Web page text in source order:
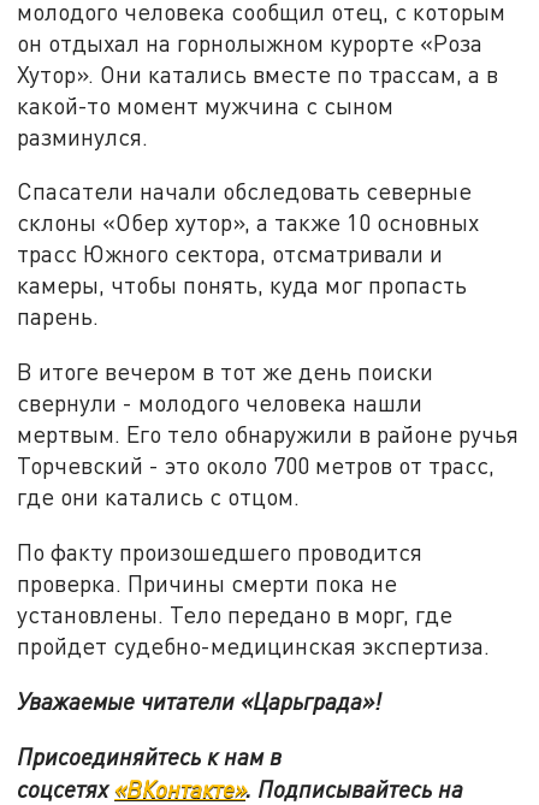
молодого человека сообщил отец, с которым
он отдыхал на горнолыжном курорте «Роза
Хутор». Они катались вместе по трассам, а в
какой-то момент мужчина с сыном
разминулся.
Спасатели начали обследовать северные
склоны «Обер хутор», а также 10 основных
трасс Южного сектора, отсматривали и
камеры, чтобы понять, куда мог пропасть
парень.
В итоге вечером в тот же день поиски
свернули - молодого человека нашли
мертвым. Его тело обнаружили в районе ручья
Торчевский - это около 700 метров от трасс,
где они катались с отцом.
По факту произошедшего проводится
проверка. Причины смерти пока не
установлены. Тело передано в морг, где
пройдет судебно-медицинская экспертиза.
Уважаемые читатели «Царьграда»!
Присоединяйтесь к нам в
соцсетях«ВКонтакте». Подписывайтесь на